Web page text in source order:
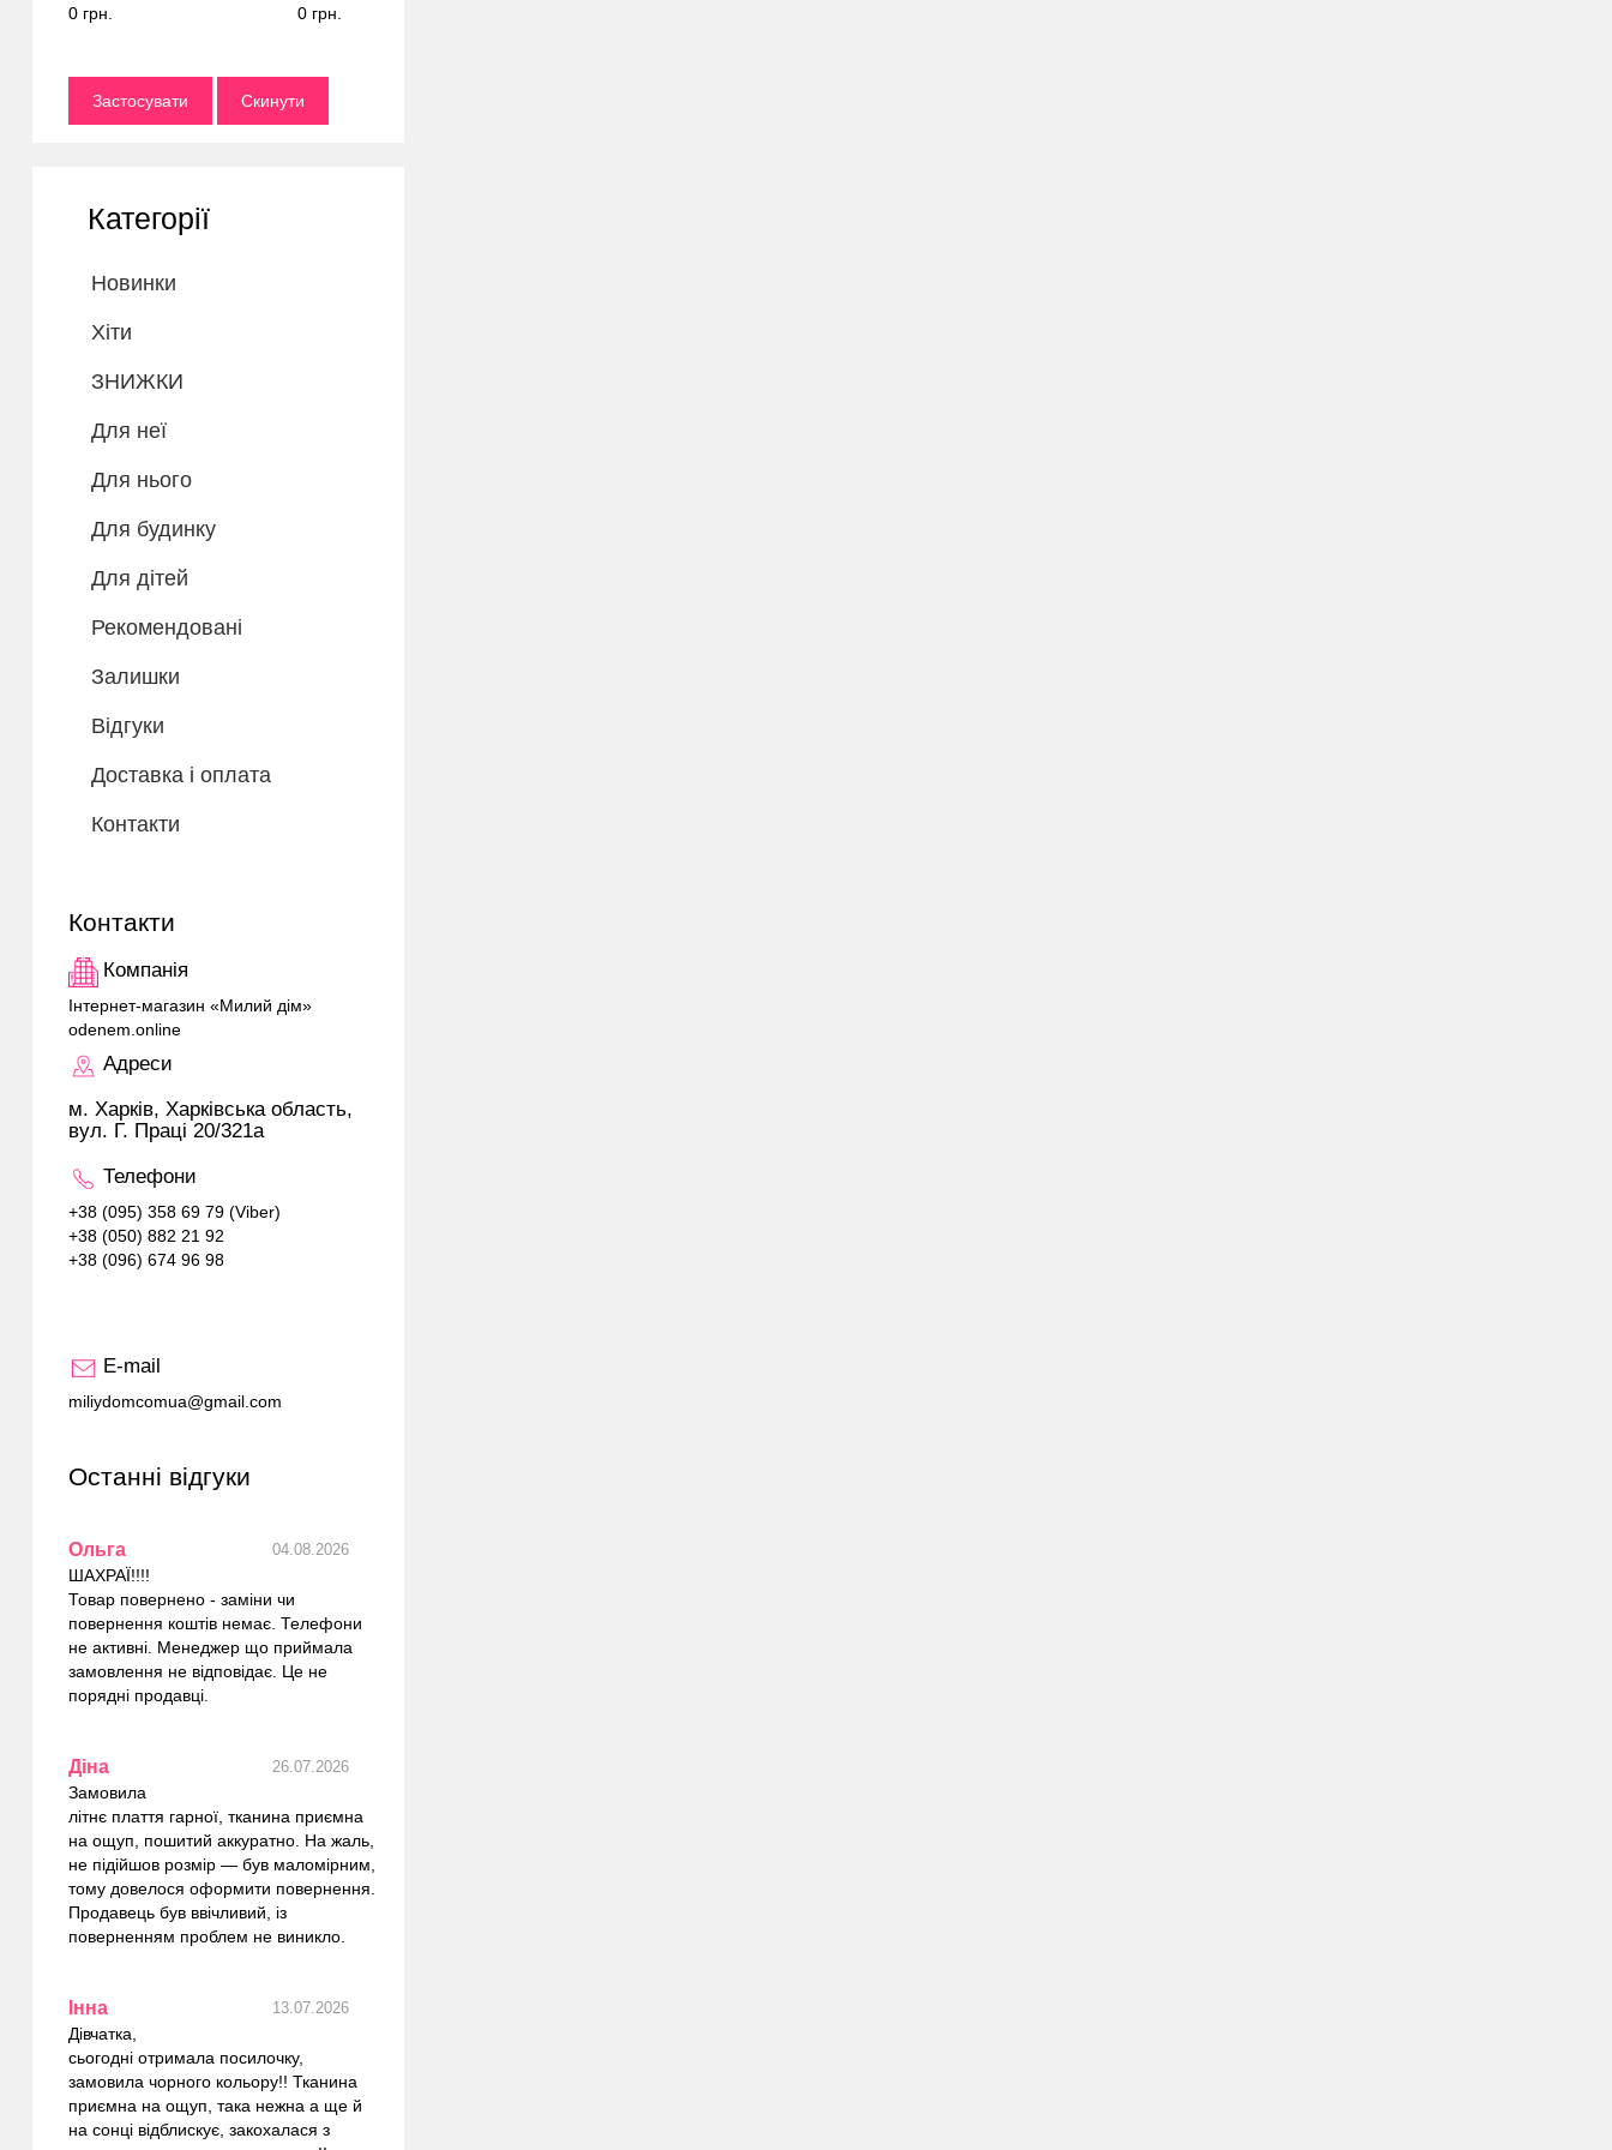
0 грн. 0 грн.
Застосувати Скинути
Категорії
Новинки
Хіти
ЗНИЖКИ
Для неї
Для нього
Для будинку
Для дітей
Рекомендовані
Залишки
Відгуки
Доставка і оплата
Контакти
Контакти
Компанія
Інтернет-магазин «Милий дім»
odenem.online
Адреси
м. Харків, Харківська область,
вул. Г. Праці 20/321а
Телефони
+38 (095) 358 69 79 (Viber)
+38 (050) 882 21 92
+38 (096) 674 96 98
E-mail
miliydomcomua@gmail.com
Останні відгуки
Ольга 04.08.2026
ШАХРАЇ!!!!
Товар повернено - заміни чи
повернення коштів немає. Телефони
не активні. Менеджер що приймала
замовлення не відповідає. Це не
порядні продавці.
Діна 26.07.2026
Замовила
літнє плаття гарної, тканина приємна
на ощуп, пошитий аккуратно. На жаль,
не підійшов розмір — був маломірним,
тому довелося оформити повернення.
Продавець був ввічливий, із
поверненням проблем не виникло.
Інна 13.07.2026
Дівчатка,
сьогодні отримала посилочку,
замовила чорного кольору!! Тканина
приємна на ощуп, така нежна а ще й
на сонці відблискує, закохалася з